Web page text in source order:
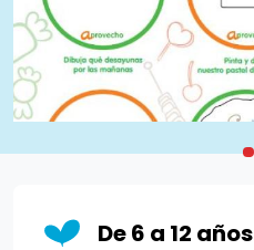
De 6 a 12 años